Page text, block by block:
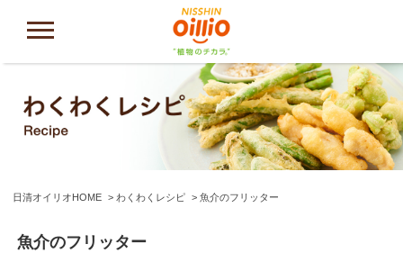
日清オイリオHOME わくわくレシピ 魚介のフリッター
魚介のフリッター